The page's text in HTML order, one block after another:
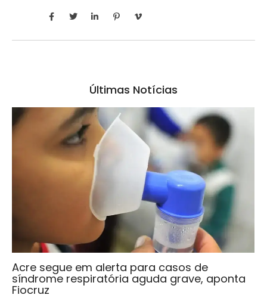
Últimas Notícias
Acre segue em alerta para casos de
síndrome respiratória aguda grave, aponta
Fiocruz